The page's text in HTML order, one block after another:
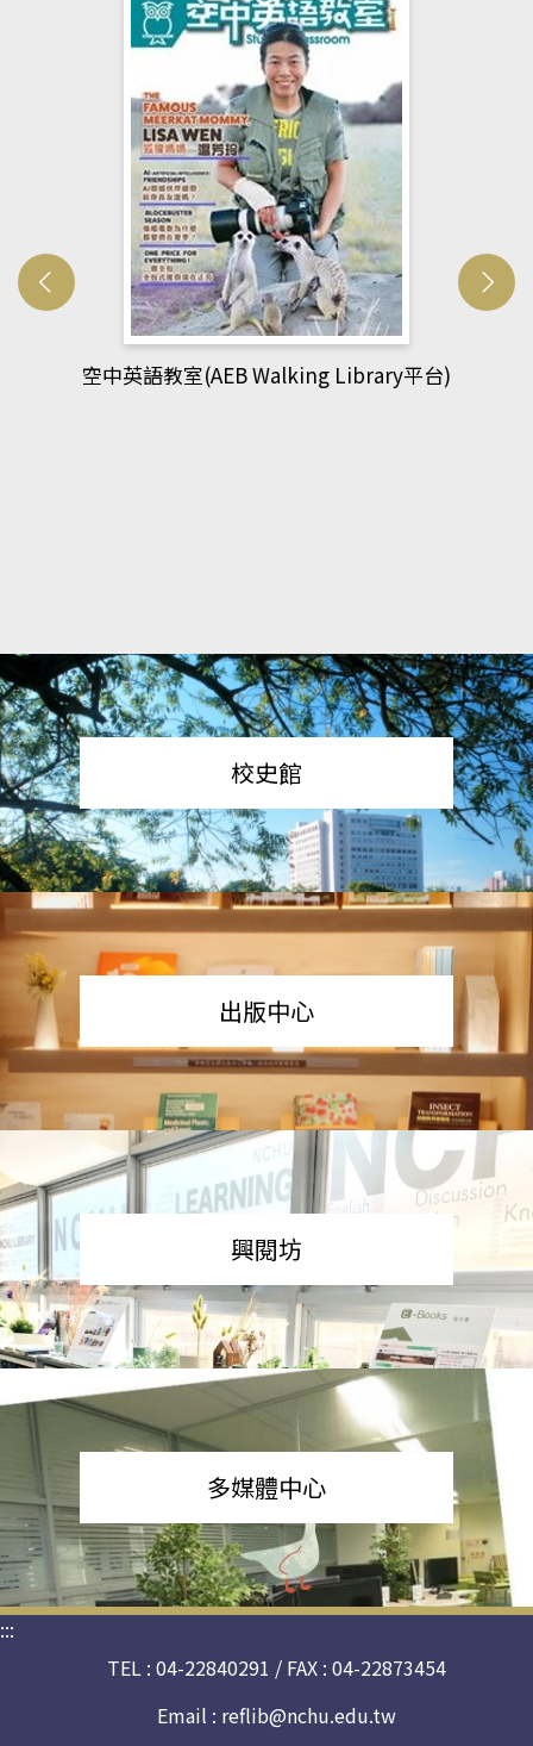
網管人(kono平台)
校史館
出版中心
興閱坊
多媒體中心
:::
TEL : 04-22840291 / FAX : 04-22873454
Email : reflib@nchu.edu.tw